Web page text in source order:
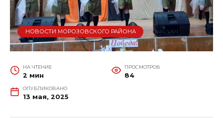
НОВОСТИ МОРОЗОВСКОГО РАЙОНА
НА ЧТЕНИЕ
2 мин
ПРОСМОТРОВ
84
ОПУБЛИКОВАНО
13 мая, 2025